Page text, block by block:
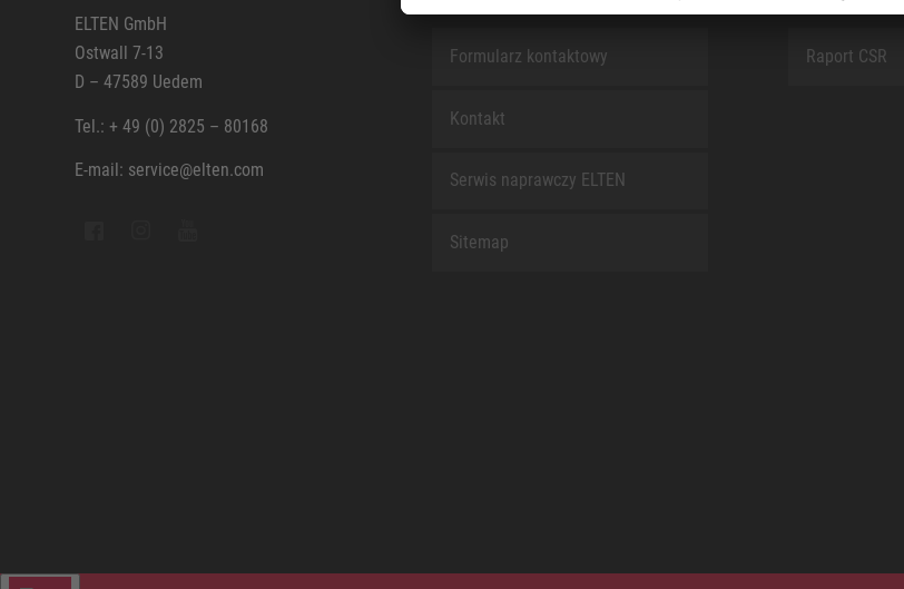
ELTEN GmbH
Ostwall 7-13
D – 47589 Uedem
Tel.: + 49 (0) 2825 – 80168
E-mail: service@elten.com
Formularz kontaktowy
Kontakt
Serwis naprawczy ELTEN
Sitemap
O NAS
Raport CSR